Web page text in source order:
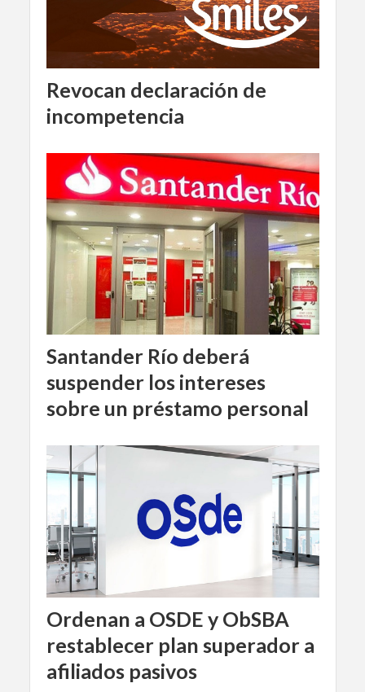
Revocan declaración de
incompetencia
Santander Río deberá
suspender los intereses
sobre un préstamo personal
Ordenan a OSDE y ObSBA
restablecer plan superador a
afiliados pasivos